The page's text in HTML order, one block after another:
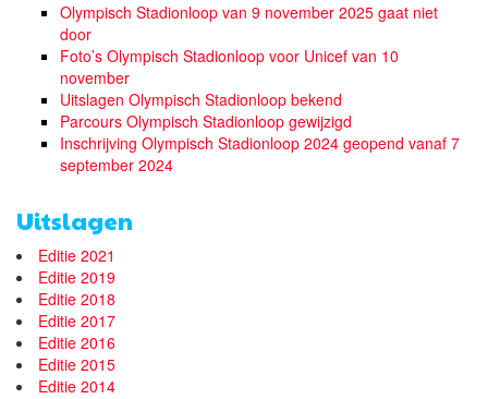
Olympisch Stadionloop van 9 november 2025 gaat niet
door
Foto’s Olympisch Stadionloop voor Unicef van 10
november
Uitslagen Olympisch Stadionloop bekend
Parcours Olympisch Stadionloop gewijzigd
Inschrijving Olympisch Stadionloop 2024 geopend vanaf 7
september 2024
Uitslagen
Editie 2021
Editie 2019
Editie 2018
Editie 2017
Editie 2016
Editie 2015
Editie 2014